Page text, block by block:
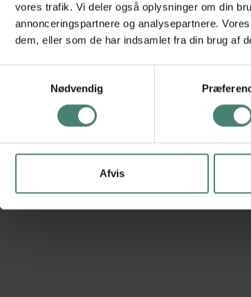
vores trafik. Vi deler også oplysninger om din
annonceringspartnere og analysepartnere.
dem, eller som de har indsamlet fra din brug af
Nødvendig
Afvis